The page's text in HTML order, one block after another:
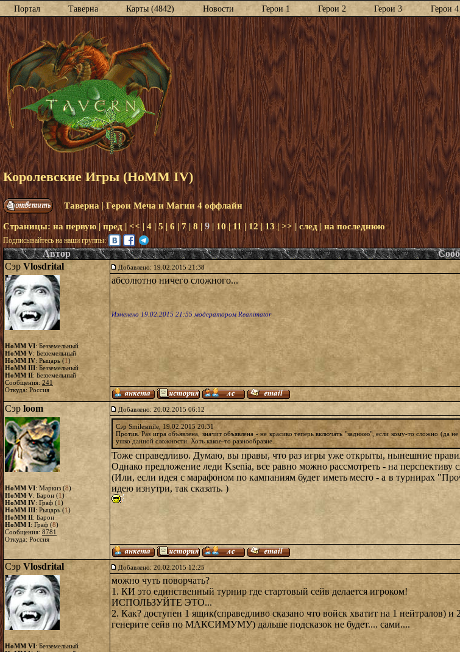
Портал Таверна Карты (4842) Новости Герои 1 Герои 2 Герои 3 Герои 4
Королевские Игры (HoMM IV)
Таверна|Герои Меча и Магии 4 оффлайн
Страницы: на первую|пред|<< | 4 | 5| 6 |7|8 | 9 | 10|11| 12|13|>> |след| на последнюю
Подписывайтесь на наши группы:
Автор
Сэр Vlosdrital
HoMM VI: Безземельный
HoMM V: Безземельный
HoMM IV: Рыцарь (1)
HoMM III: Безземельный
HoMM II: Безземельный
Сообщения:241
Откуда: Россия
Добавлено: 19.02.2015 21:38
абсолютно ничего сложного...
Изменено 19.02.2015 21:55 модератором Reanimator
Сэр loom
HoMM VI: Маркиз (8)
HoMM V: Барон (1)
HoMM IV: Граф (1)
HoMM III: Рыцарь (1)
HoMM II: Барон
HoMM I: Граф (8)
Сообщения: 8781
Откуда: Россия
Добавлено: 20.02.2015 06:12
Сэр Smilesmile, 19.02.2015 20:31
Против. Раз игра объявлена, значит объявлена - не красиво теперь включать "заднюю", если кому-то сложно (да
ушко данной сложности. Хоть какое-то разнообразие...
Тоже справедливо. Думаю, вы правы, что раз игры уже открыты, нынешние
Однако предложение леди Ksenia, все равно можно рассмотреть - на
(Или, если идея с марафоном по кампаниям будет иметь место - а в турнирах
идею изнутри, так сказать. )
Сэр Vlosdrital
HoMM VI: Безземельный
Добавлено: 20.02.2015 12:25
можно чуть поворчать?
1. КИ это единственный турнир где стартовый сейв делается игроком!
ИСПОЛЬЗУЙТЕ ЭТО...
2. Как? доступен 1 ящик(справедливо сказано что войск хватит на 1 нейтралов) и
генерите сейв по МАКСИМУМУ) дальше подсказок не будет.... сами....